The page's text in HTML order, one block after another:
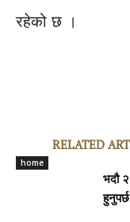
रहेको छ ।
RELATED
home
भदौ